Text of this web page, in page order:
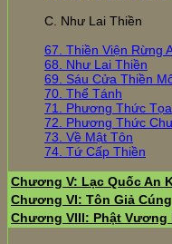
C. Như Lai Thiền
67. Thiền Viện Rừng
68. Như Lai Thiền
69. Sáu Cửa Thiền
70. Thể Tánh
71. Phương Thức
72. Phương Thức
73. Về Mật Tôn
74. Tứ Cấp Thiền
Chương V: Lạc Quốc An
Chương VI: Tôn Giả
Chương VIII: Phật Vương